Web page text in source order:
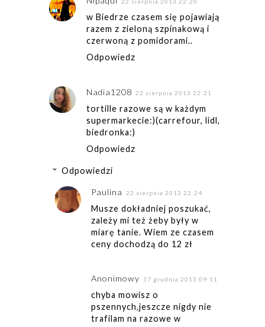
w Biedrze czasem się pojawiają
razem z zieloną szpinakową i
czerwoną z pomidorami..
Odpowiedz
Nadia1208 22 sierpnia 2013 22:21
tortille razowe są w każdym
supermarkecie:)(carrefour, lidl,
biedronka:)
Odpowiedz
Odpowiedzi
Paulina 22 sierpnia 2013 22:24
Musze dokładniej poszukać,
zależy mi też żeby były w
miarę tanie. Wiem ze czasem
ceny dochodzą do 12 zł
Anonimowy 17 grudnia 2013 09:11
chyba mowisz o
pszennych,jeszcze nigdy nie
trafilam na razowe w